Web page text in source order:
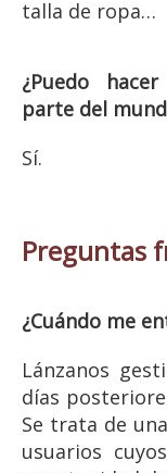
talla de ropa…
¿Puedo
parte del
Sí.
Preguntas
¿Cuándo me
Lánzanos
días
Se trata de
usuarios